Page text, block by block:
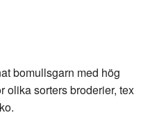
bomullsgarn med hög
olika sorters broderier, tex